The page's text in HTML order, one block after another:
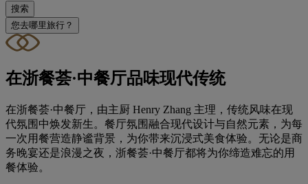
搜索
您去哪里旅行？
在浙餐荟·中餐厅品味现代传统
在浙餐荟·中餐厅，由主厨 Henry Zhang 主理，传统风味在现
代氛围中焕发新生。餐厅氛围融合现代设计与自然元素，为每
一次用餐营造静谧背景，为你带来沉浸式美食体验。无论是商
务晚宴还是浪漫之夜，浙餐荟·中餐厅都将为你缔造难忘的用
餐体验。